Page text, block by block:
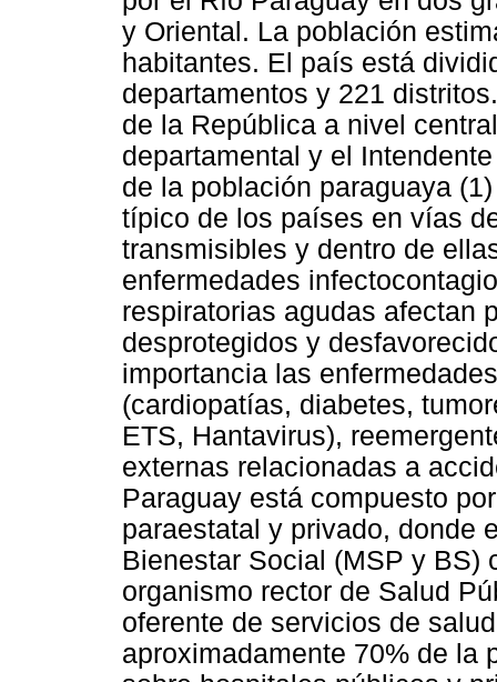
y Oriental. La población
habitantes. El país está
departamentos y 221
de la República a nivel
departamental y el
de la población paraguaya
típico de los países en vías
transmisibles y dentro de
enfermedades
respiratorias agudas afectan
desprotegidos y
importancia las
(cardiopatías, diabetes,
ETS, Hantavirus),
externas relacionadas a
Paraguay está compuesto
paraestatal y privado, donde
Bienestar Social (MSP y BS)
organismo rector de Salud
oferente de servicios de
aproximadamente 70% de la